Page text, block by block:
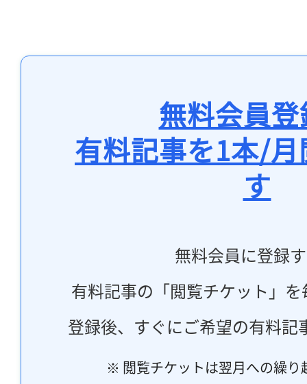
無料会員
有料記事を1本/
す
無料会員に登録
有料記事の「閲覧チケット」
登録後、すぐにご希望の有料記
※ 閲覧チケットは翌月への繰り